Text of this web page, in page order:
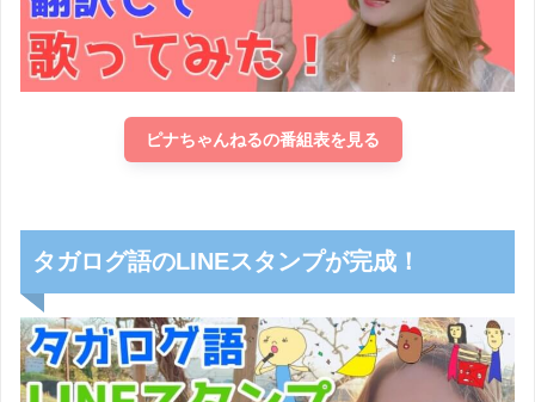
ピナちゃんねるの番組表を見る
タガログ語のLINEスタンプが完成！